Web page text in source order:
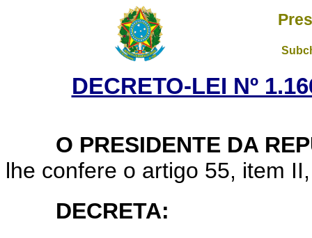
DECRETO-LEI Nº
O PRESIDENTE DA
lhe confere o artigo 55, item
DECRETA: